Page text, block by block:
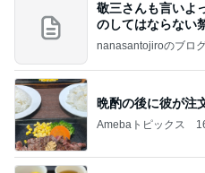
敬三さんも言いよ
のしてはならない
のよ
nanasantojiroのブロ
晩酌の後に彼が注
Amebaトピックス